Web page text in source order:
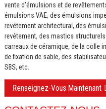
vente d'émulsions et de
émulsions VAE, des émulsions
revêtement architectural, des
revêtement, des mastics
carreaux de céramique, de la colle
de fixation de sable, des
SBS, etc.
Renseignez-Vous Maintenant